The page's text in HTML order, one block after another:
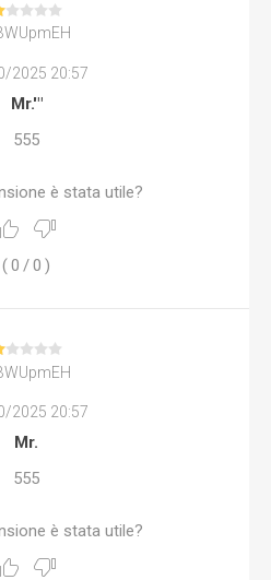
2025 20:57
Mr.'"
555
è stata utile?
(0 /0 )
2025 20:57
Mr.
555
è stata utile?